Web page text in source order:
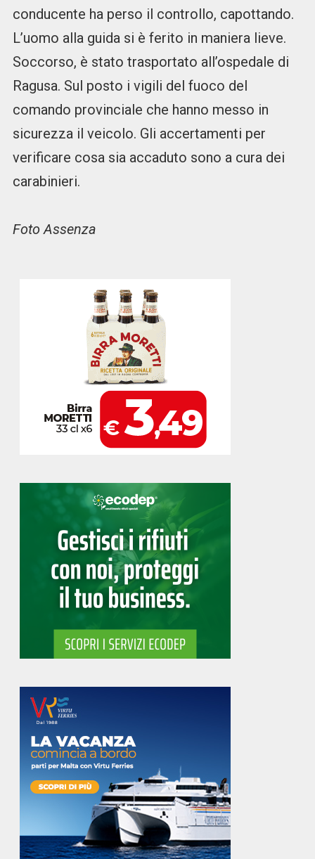
conducente ha perso il controllo, capottando.
L’uomo alla guida si è ferito in maniera lieve.
Soccorso, è stato trasportato all’ospedale di
Ragusa. Sul posto i vigili del fuoco del
comando provinciale che hanno messo in
sicurezza il veicolo. Gli accertamenti per
verificare cosa sia accaduto sono a cura dei
carabinieri.
Foto Assenza